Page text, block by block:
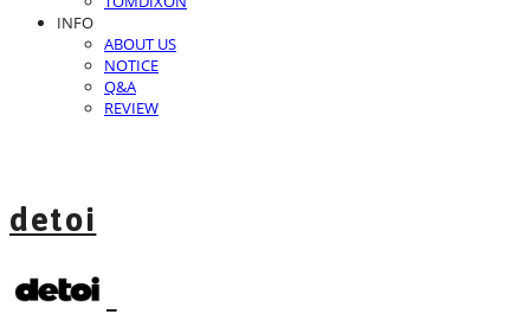
INFO
ABOUT US
NOTICE
Q&A
REVIEW
detoi